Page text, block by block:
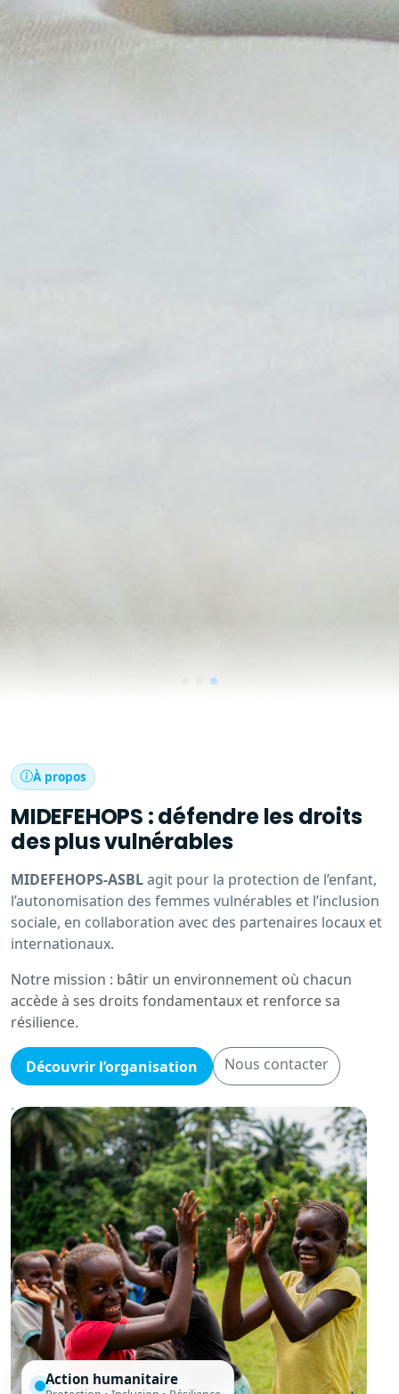
À propos
MIDEFEHOPS : défendre les droits
des plus vulnérables
MIDEFEHOPS-ASBLagit pour la protection de l’enfant,
l’autonomisation des femmes vulnérables et l’inclusion
sociale, en collaboration avec des partenaires locaux et
internationaux.
Notre mission : bâtir un environnement où chacun
accède à ses droits fondamentaux et renforce sa
résilience.
Découvrir l’organisation Nous contacter
Action humanitaire